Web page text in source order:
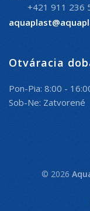
+421 911 236
Otváracia
Pon-Pia: 8:00 -
Sob-Ne: Zatvorené
© 2026